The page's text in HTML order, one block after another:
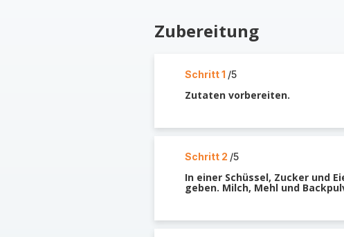
Zubereitung
Schritt 1 /5
Zutaten vorbereiten.
Schritt 2 /5
In einer Schüssel, Zucker und
geben. Milch, Mehl und